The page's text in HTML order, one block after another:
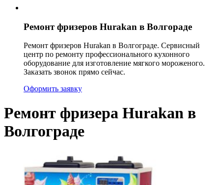
Ремонт фризеров Hurakan в Волгораде
Ремонт фризеров Hurakan в Волгограде. Сервисный
центр по ремонту профессионального кухонного
оборудование для изготовление мягкого мороженого.
Заказать звонок прямо сейчас.
Оформить заявку
Ремонт фризера Hurakan в
Волгограде